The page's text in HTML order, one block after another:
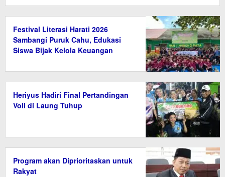
Festival Literasi Harati 2026
Sambangi Puruk Cahu, Edukasi
Siswa Bijak Kelola Keuangan
Heriyus Hadiri Final Pertandingan
Voli di Laung Tuhup
Program akan Diprioritaskan untuk
Rakyat